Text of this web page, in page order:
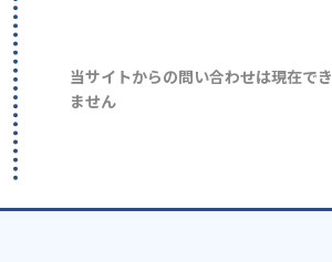
当サイトからの問い合わせは現在でき
ません